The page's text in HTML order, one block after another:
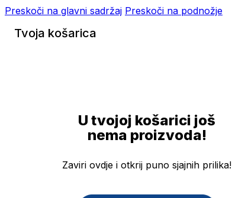
Preskoči na glavni sadržaj Preskoči na podnožje
Tvoja košarica
U tvojoj košarici još
nema proizvoda!
Zaviri ovdje i otkrij puno sjajnih prilika!